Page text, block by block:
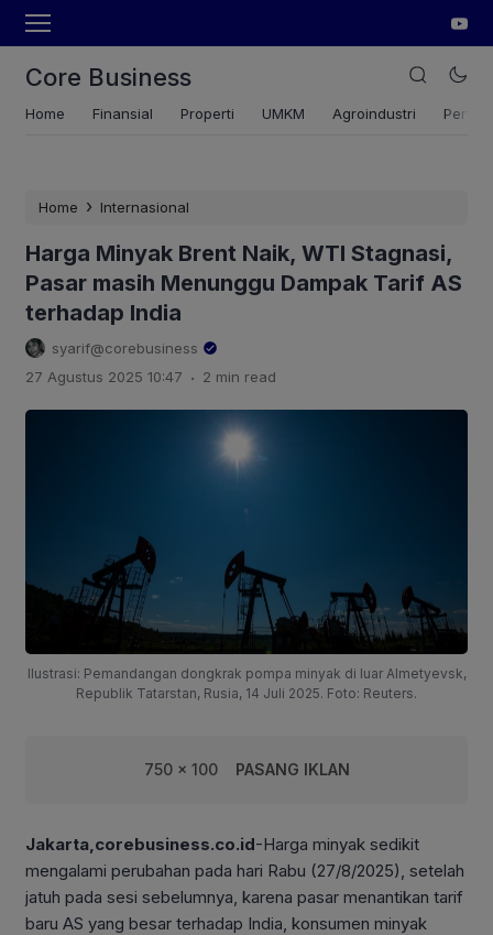
Core Business
Home Finansial Properti UMKM Agroindustri
Home › Internasional
Harga Minyak Brent Naik, WTI Stagnasi,
Pasar masih Menunggu Dampak Tarif AS
terhadap India
syarif@corebusiness
27 Agustus 2025 10:47 . 2 min read
Ilustrasi: Pemandangan dongkrak pompa minyak di luar Almetyevsk,
Republik Tatarstan, Rusia, 14 Juli 2025. Foto: Reuters.
750 x 100 PASANG IKLAN
Jakarta,corebusiness.co.id-Harga minyak sedikit
mengalami perubahan pada hari Rabu (27/8/2025), setelah
jatuh pada sesi sebelumnya, karena pasar menantikan tarif
baru AS yang besar terhadap India, konsumen minyak